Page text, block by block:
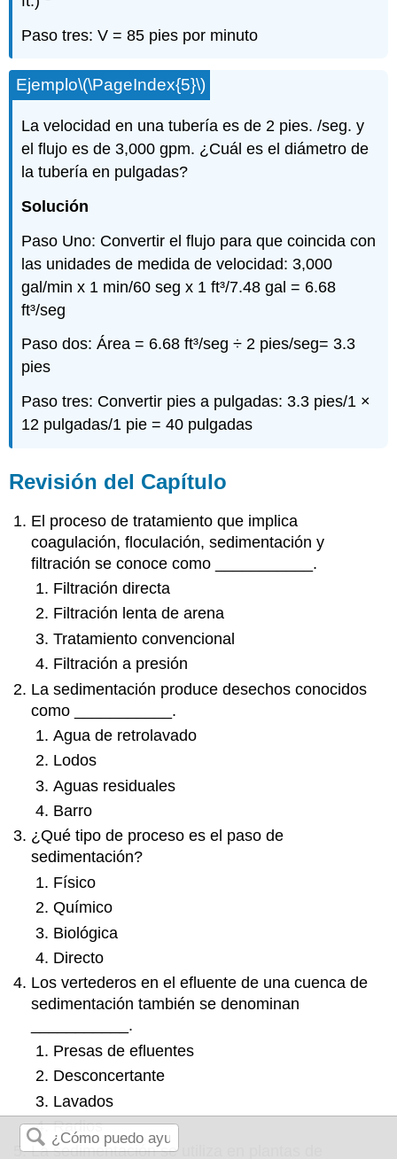
Paso tres: V = 85 pies por minuto
Ejemplo\(\PageIndex{5}\)
La velocidad en una tubería es de 2 pies. /seg. y
el flujo es de 3,000 gpm. ¿Cuál es el diámetro de
la tubería en pulgadas?
Solución
Paso Uno: Convertir el flujo para que coincida con
las unidades de medida de velocidad: 3,000
gal/min x 1 min/60 seg x 1 ft³/7.48 gal = 6.68
ft³/seg
Paso dos: Área = 6.68 ft³/seg ÷ 2 pies/seg= 3.3
pies
Paso tres: Convertir pies a pulgadas: 3.3 pies/1 ×
12 pulgadas/1 pie = 40 pulgadas
Revisión del Capítulo
El proceso de tratamiento que implica
coagulación, floculación, sedimentación y
filtración se conoce como ___________.
Filtración directa
Filtración lenta de arena
Tratamiento convencional
Filtración a presión
La sedimentación produce desechos conocidos
como ___________.
Agua de retrolavado
Lodos
Aguas residuales
Barro
¿Qué tipo de proceso es el paso de
sedimentación?
Físico
Químico
Biológica
Directo
Los vertederos en el efluente de una cuenca de
sedimentación también se denominan
___________.
Presas de efluentes
Desconcertante
Lavados
Radios
La sedimentación se utiliza en plantas de